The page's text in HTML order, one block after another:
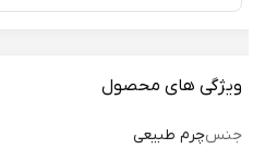
ویژگی های محصول
جنسچرم طبیعی